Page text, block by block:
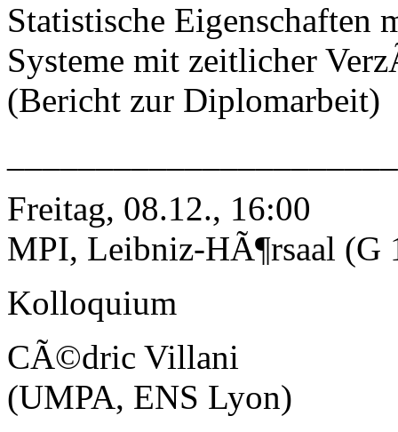
Statistische Eigenschaften
Systeme mit zeitlicher
(Bericht zur Diplomarbeit)
Freitag, 08.12., 16:00
MPI, Leibniz-HÃ¶rsaal (G
Kolloquium
CÃ©dric Villani
(UMPA, ENS Lyon)